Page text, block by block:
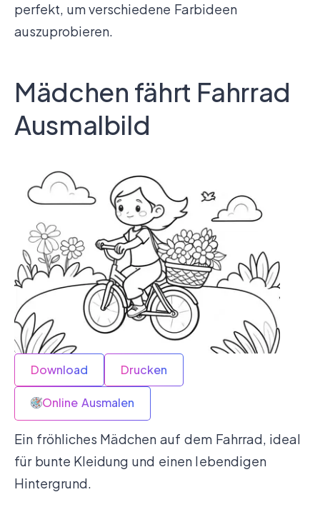
perfekt, um verschiedene Farbideen
auszuprobieren.
Mädchen fährt Fahrrad
Ausmalbild
Download Drucken
Online Ausmalen
Ein fröhliches Mädchen auf dem Fahrrad, ideal
für bunte Kleidung und einen lebendigen
Hintergrund.